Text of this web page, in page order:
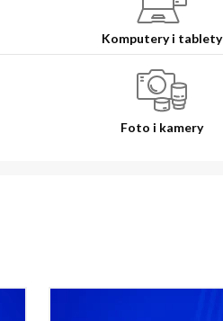
Komputery i tablety
Foto i kamery